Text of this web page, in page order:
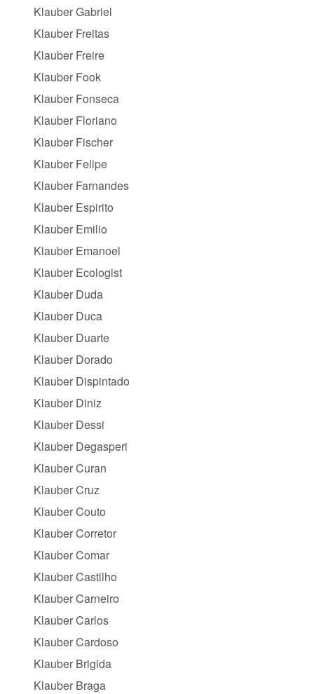
Klauber Gabriel
Klauber Freitas
Klauber Freire
Klauber Fook
Klauber Fonseca
Klauber Floriano
Klauber Fischer
Klauber Felipe
Klauber Farnandes
Klauber Espirito
Klauber Emilio
Klauber Emanoel
Klauber Ecologist
Klauber Duda
Klauber Duca
Klauber Duarte
Klauber Dorado
Klauber Dispintado
Klauber Diniz
Klauber Dessi
Klauber Degasperi
Klauber Curan
Klauber Cruz
Klauber Couto
Klauber Corretor
Klauber Comar
Klauber Castilho
Klauber Carneiro
Klauber Carlos
Klauber Cardoso
Klauber Brigida
Klauber Braga